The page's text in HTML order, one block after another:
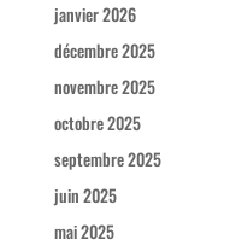
janvier 2026
décembre 2025
novembre 2025
octobre 2025
septembre 2025
juin 2025
mai 2025